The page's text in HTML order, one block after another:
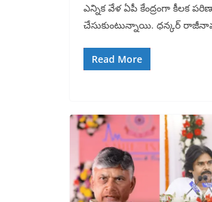
ఎన్నిక వేళ ఏపీ కేంద్రంగా కీలక
చేసుకుంటున్నాయి. ధన్కర్
Read More